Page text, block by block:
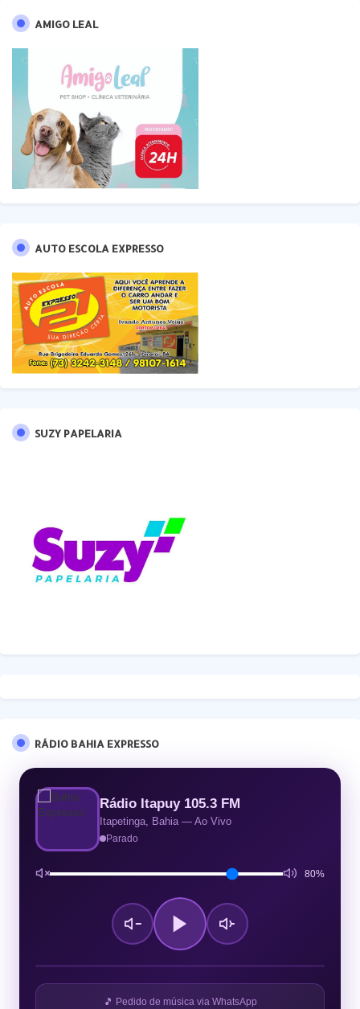
AMIGO LEAL
AUTO ESCOLA EXPRESSO
SUZY PAPELARIA
RÁDIO BAHIA EXPRESSO
Rádio Itapuy 105.3 FM
Itapetinga, Bahia — Ao Vivo
Parado
80%
🎵 Pedido de música via WhatsApp